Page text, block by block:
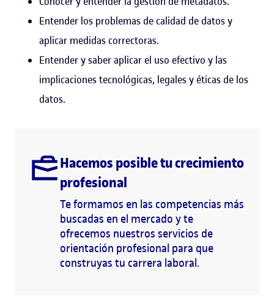
Entender los problemas de calidad de datos y
aplicar medidas correctoras.
Entender y saber aplicar el uso efectivo y las
implicaciones tecnológicas, legales y éticas de los
datos.
Hacemos posible tu crecimiento
profesional
Te formamos en las competencias más
buscadas en el mercado y te
ofrecemos nuestros servicios de
orientación profesional para que
construyas tu carrera laboral.